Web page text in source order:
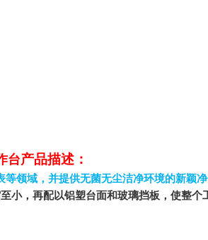
台产品描述：
领域，并提供无菌无尘洁净环境的新颖净
小，再配以铝塑台面和玻璃挡板，使整个